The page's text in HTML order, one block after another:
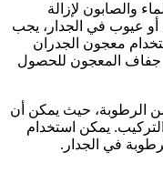
والصابون لإزالة
أو عيوب في الجدار، يجب
معجون الجدران
جفاف المعجون للحصول
الرطوبة، حيث يمكن أن
يمكن استخدام
في الجدار.